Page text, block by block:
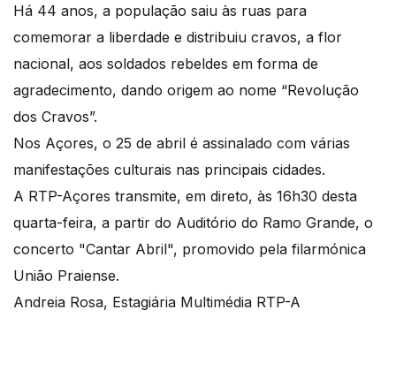
Há 44 anos, a população saiu às ruas para
comemorar a liberdade e distribuiu cravos, a flor
nacional, aos soldados rebeldes em forma de
agradecimento, dando origem ao nome “Revolução
dos Cravos”.
Nos Açores, o 25 de abril é assinalado com várias
manifestações culturais nas principais cidades.
A RTP-Açores transmite, em direto, às 16h30 desta
quarta-feira, a partir do Auditório do Ramo Grande, o
concerto "Cantar Abril", promovido pela filarmónica
União Praiense.
Andreia Rosa, Estagiária Multimédia RTP-A